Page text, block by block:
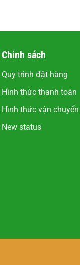
Chinh sách
Quy trình đặt hàng
Hình thức thanh toán
Hình thức vận chuyển
New status